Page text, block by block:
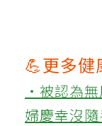
💪更多健
‧被認為
婦慶幸沒